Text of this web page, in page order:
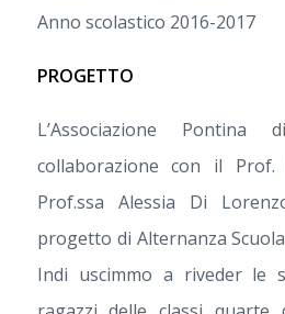
Anno scolastico 2016-2017
PROGETTO
L’Associazione
collaborazione con il
Prof.ssa Alessia Di
progetto di Alternanza
Indi uscimmo a riveder le